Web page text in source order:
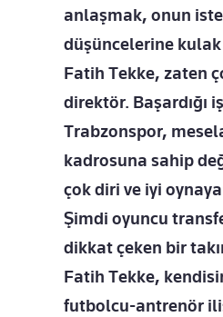
anlaşmak, onun
düşüncelerine
Fatih Tekke, zaten
direktör. Başardığı
Trabzonspor,
kadrosuna sahip
çok diri ve iyi
Şimdi oyuncu
dikkat çeken bir
Fatih Tekke,
futbolcu-antrenör